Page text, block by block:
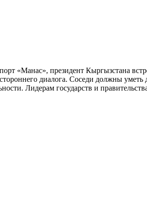
«Манас», президент Кыргызстана
диалога. Соседи должны
Лидерам государств и